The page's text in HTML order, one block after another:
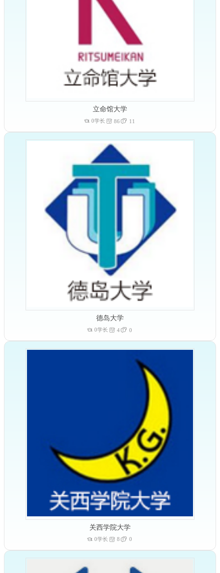
立命馆大学
0学长 86 11
德岛大学
0学长 4 0
关西学院大学
0学长 8 0